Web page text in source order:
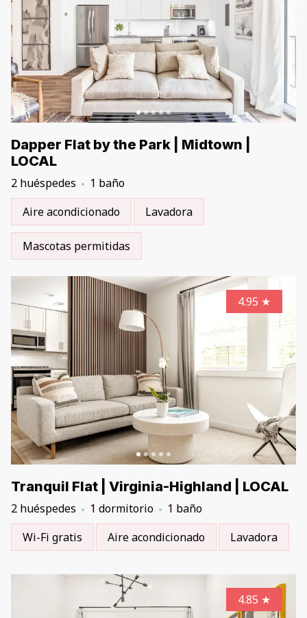
Dapper Flat by the Park | Midtown |
LOCAL
2 huéspedes
1 baño
Aire acondicionado
Lavadora
Mascotas permitidas
4.95 ★
Tranquil Flat | Virginia-Highland | LOCAL
2 huéspedes 1 dormitorio
1 baño
Wi-Fi gratis
Aire acondicionado Lavadora
4.85 ★